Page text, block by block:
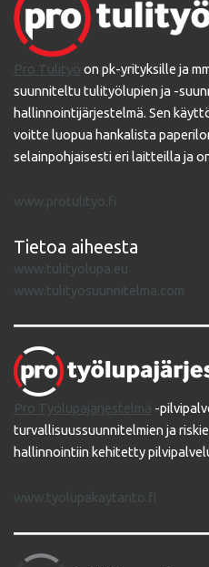
Pro Tulityö on pk-yrityksille ja
suunniteltu tulityölupien ja -
hallinnointijärjestelmä. Sen
voitte luopua hankalista
selainpohjaisesti eri laitteilla ja
www.protulityo.fi
Tietoa aiheesta
www.tulityolupa.eu
www.tulityosuunnitelma.com
Pro Työlupajärjestelmä -
turvallisuussuunnitelmien ja
hallinnointiin kehitetty
www.tyolupakaytanto.fi